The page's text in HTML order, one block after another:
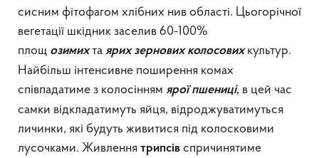
сисним фітофагом хлібних нив області. Цьогорічної
вегетації шкідник заселив 60-100%
площ озимихта ярих зернових колосовихкультур.
Найбільш інтенсивне поширення комах
співпадатиме з колосінням ярої пшениці, в цей час
самки відкладатимуть яйця, відроджуватимуться
личинки, які будуть живитися під колосковими
лусочками. Живлення трипсів спричинятиме